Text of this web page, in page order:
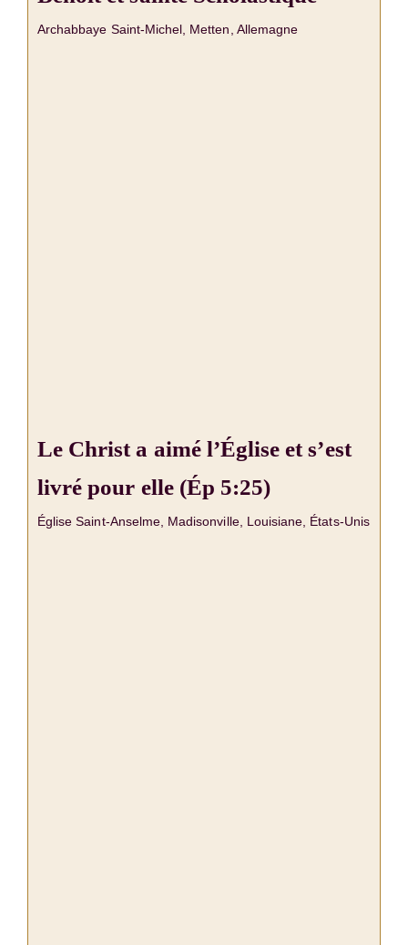
Archabbaye Saint-Michel, Metten, Allemagne
Le Christ a aimé l’Église et s’est
livré pour elle (Ép 5:25)
Église Saint-Anselme, Madisonville, Louisiane, États-Unis